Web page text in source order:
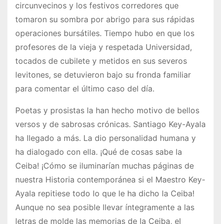
circunvecinos y los festivos corredores que
tomaron su sombra por abrigo para sus rápidas
operaciones bursátiles. Tiempo hubo en que los
profesores de la vieja y respetada Universidad,
tocados de cubilete y metidos en sus severos
levitones, se detuvieron bajo su fronda familiar
para comentar el último caso del día.
Poetas y prosistas la han hecho motivo de bellos
versos y de sabrosas crónicas. Santiago Key-Ayala
ha llegado a más. La dio personalidad humana y
ha dialogado con ella. ¡Qué de cosas sabe la
Ceiba! ¡Cómo se iluminarían muchas páginas de
nuestra Historia contemporánea si el Maestro Key-
Ayala repitiese todo lo que le ha dicho la Ceiba!
Aunque no sea posible llevar íntegramente a las
letras de molde las memorias de la Ceiba, el